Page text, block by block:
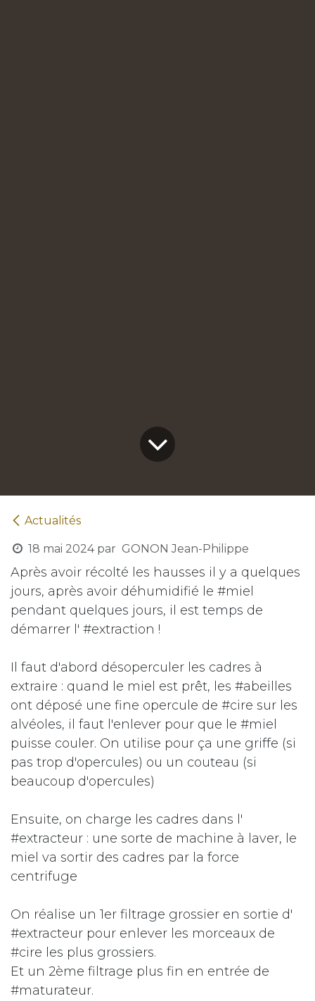
Actualités
18 mai 2024 par GONON Jean-Philippe
Après avoir récolté les hausses il y a quelques
jours, après avoir déhumidifié le #miel
pendant quelques jours, il est temps de
démarrer l' #extraction !
Il faut d'abord désoperculer les cadres à
extraire : quand le miel est prêt, les #abeilles
ont déposé une fine opercule de #cire sur les
alvéoles, il faut l'enlever pour que le #miel
puisse couler. On utilise pour ça une griffe (si
pas trop d'opercules) ou un couteau (si
beaucoup d'opercules)
Ensuite, on charge les cadres dans l'
#extracteur : une sorte de machine à laver, le
miel va sortir des cadres par la force
centrifuge
On réalise un 1er filtrage grossier en sortie d'
#extracteur pour enlever les morceaux de
#cire les plus grossiers.
Et un 2ème filtrage plus fin en entrée de
#maturateur.